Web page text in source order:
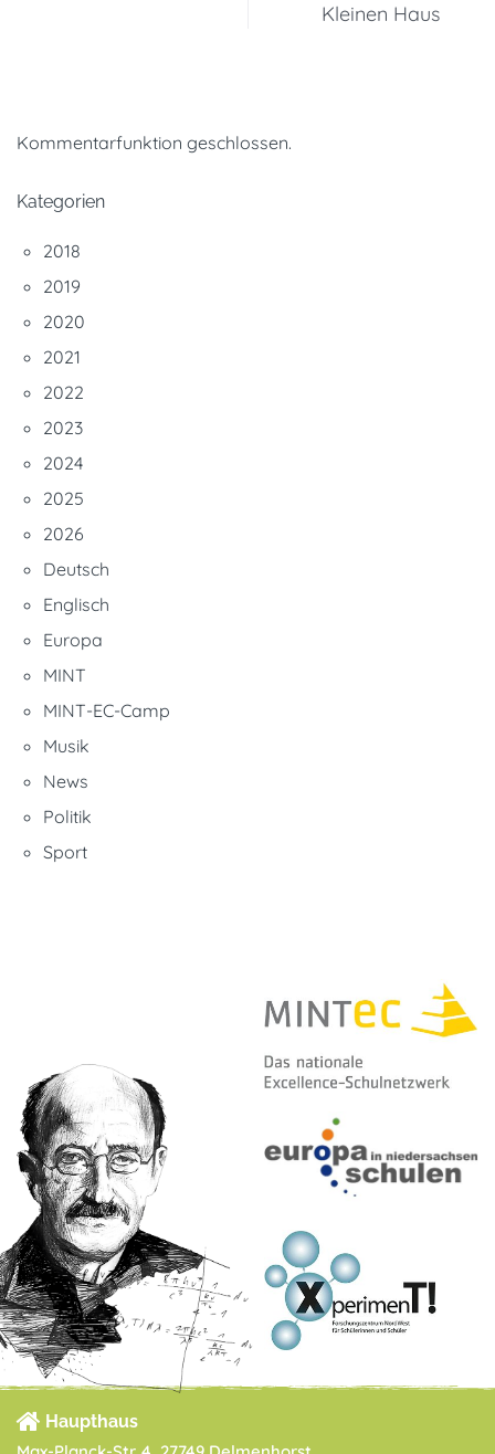
Kleinen Haus
Kommentarfunktion geschlossen.
Kategorien
2018
2019
2020
2021
2022
2023
2024
2025
2026
Deutsch
Englisch
Europa
MINT
MINT-EC-Camp
Musik
News
Politik
Sport
Haupthaus